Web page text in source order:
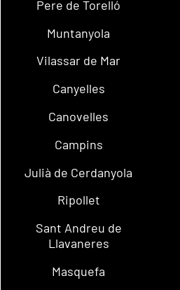
Pere de Torelló
Muntanyola
Vilassar de Mar
Canyelles
Canovelles
Campins
Julià de Cerdanyola
Ripollet
Sant Andreu de
Llavaneres
Masquefa